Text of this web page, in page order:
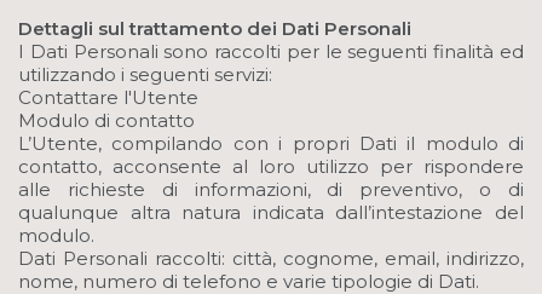
Dettagli sul trattamento dei Dati Personali
I Dati Personali sono raccolti per le seguenti finalità ed
utilizzando i seguenti servizi:
Contattare l'Utente
Modulo di contatto
L’Utente, compilando con i propri Dati il modulo di
contatto, acconsente al loro utilizzo per rispondere
alle richieste di informazioni, di preventivo, o di
qualunque altra natura indicata dall’intestazione del
modulo.
Dati Personali raccolti: città, cognome, email, indirizzo,
nome, numero di telefono e varie tipologie di Dati.